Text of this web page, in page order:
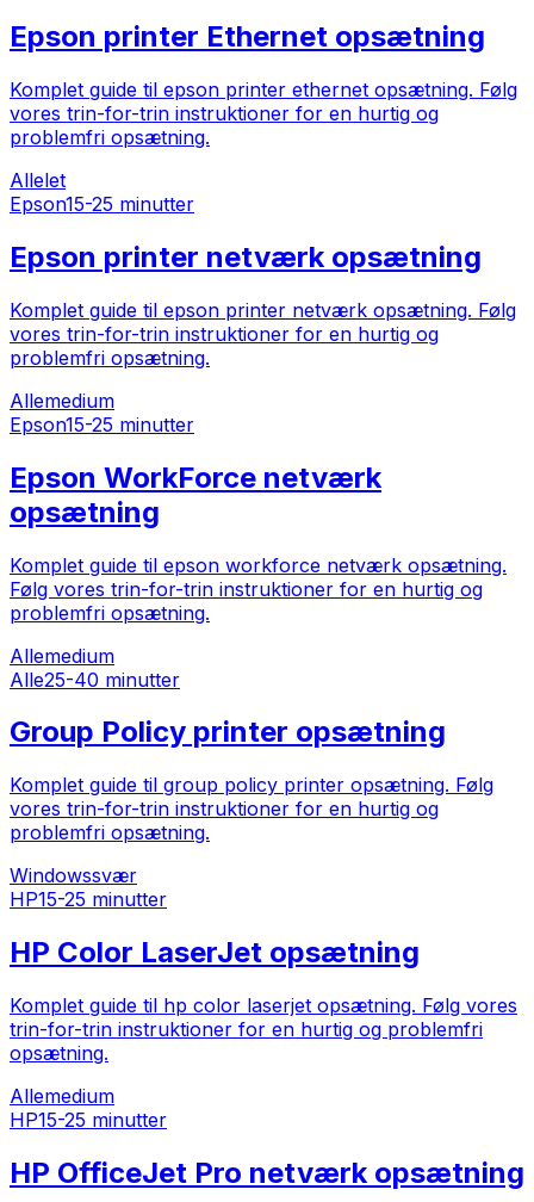
Epson printer Ethernet opsætning
Komplet guide til epson printer ethernet opsætning. Følg
vores trin-for-trin instruktioner for en hurtig og
problemfri opsætning.
Allelet
Epson15-25 minutter
Epson printer netværk opsætning
Komplet guide til epson printer netværk opsætning. Følg
vores trin-for-trin instruktioner for en hurtig og
problemfri opsætning.
Allemedium
Epson15-25 minutter
Epson WorkForce netværk
opsætning
Komplet guide til epson workforce netværk opsætning.
Følg vores trin-for-trin instruktioner for en hurtig og
problemfri opsætning.
Allemedium
Alle25-40 minutter
Group Policy printer opsætning
Komplet guide til group policy printer opsætning. Følg
vores trin-for-trin instruktioner for en hurtig og
problemfri opsætning.
Windowssvær
HP15-25 minutter
HP Color LaserJet opsætning
Komplet guide til hp color laserjet opsætning. Følg vores
trin-for-trin instruktioner for en hurtig og problemfri
opsætning.
Allemedium
HP15-25 minutter
HP OfficeJet Pro netværk opsætning